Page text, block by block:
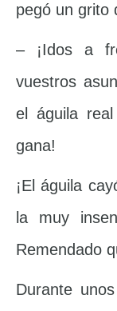
pegó un grito
– ¡Idos a
vuestros
el águila
gana!
¡El águila
la muy
Remendado
Durante